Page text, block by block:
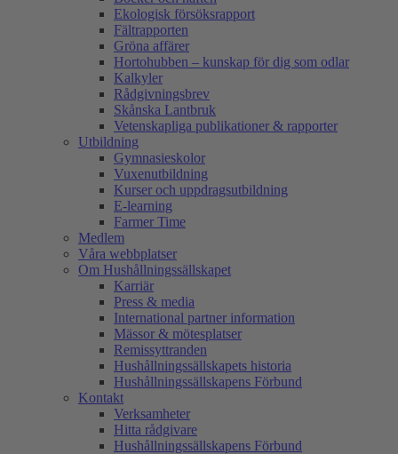
Ekologisk försöksrapport
Fältrapporten
Gröna affärer
Hortohubben – kunskap för dig som odlar
Kalkyler
Rådgivningsbrev
Skånska Lantbruk
Vetenskapliga publikationer & rapporter
Utbildning
Gymnasieskolor
Vuxenutbildning
Kurser och uppdragsutbildning
E-learning
Farmer Time
Medlem
Våra webbplatser
Om Hushållningssällskapet
Karriär
Press & media
International partner information
Mässor & mötesplatser
Remissyttranden
Hushållningssällskapets historia
Hushållningssällskapens Förbund
Kontakt
Verksamheter
Hitta rådgivare
Hushållningssällskapens Förbund